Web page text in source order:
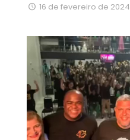
16 de fevereiro de 2024